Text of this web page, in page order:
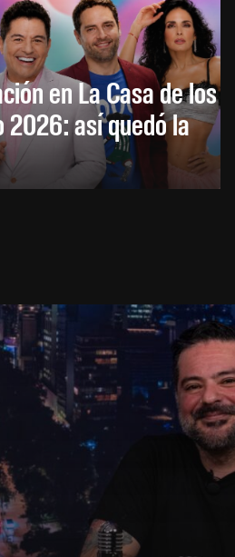
en La Casa de los
2026: así quedó la